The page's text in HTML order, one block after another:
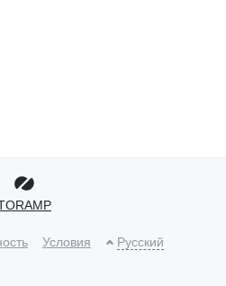
Условия Русский